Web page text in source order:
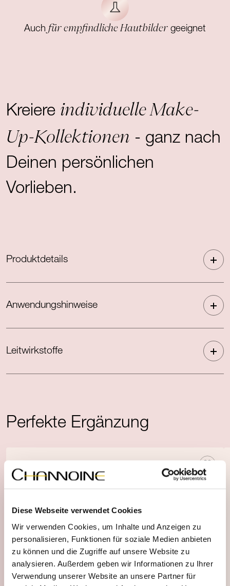
Diese Webseite verwendet Cookies
Wir verwenden Cookies, um Inhalte und Anzeigen zu
personalisieren, Funktionen für soziale Medien anbieten
zu können und die Zugriffe auf unsere Website zu
analysieren. Außerdem geben wir Informationen zu Ihrer
Verwendung unserer Website an unsere Partner für
Auch für empfindliche Hautbilder geeignet
Kreiere individuelle Make-
Up-Kollektionen - ganz nach
Deinen persönlichen
Vorlieben.
Produktdetails
Anwendungshinweise
Leitwirkstoffe
Perfekte Ergänzung